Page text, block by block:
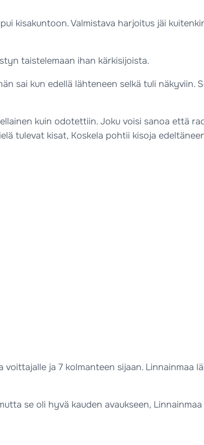
kisakuntoon. Valmistava harjoitus jäi
taistelemaan ihan kärkisijoista.
sai kun edellä lähteneen selkä tuli näkyviin.
kuin odotettiin. Joku voisi sanoa että
tulevat kisat, Koskela pohtii kisoja
ja 7 kolmanteen sijaan. Linnainmaa
se oli hyvä kauden avaukseen,